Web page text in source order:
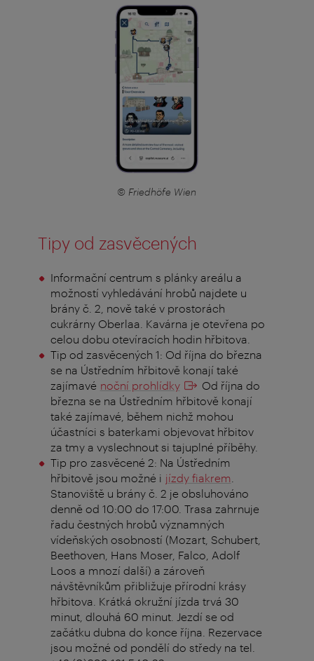
© Friedhöfe Wien
Tipy od zasvěcených
Informační centrum s plánky areálu a
možností vyhledávání hrobů najdete u
brány č. 2, nově také v prostorách
cukrárny Oberlaa. Kavárna je otevřena po
celou dobu otevíracích hodin hřbitova.
Tip od zasvěcených 1: Od října do března
se na Ústředním hřbitově konají také
zajímavé noční prohlídky
Od října do
března se na Ústředním hřbitově konají
také zajímavé, během nichž mohou
účastníci s baterkami objevovat hřbitov
za tmy a vyslechnout si tajuplné příběhy.
Tip pro zasvěcené 2: Na Ústředním
hřbitově jsou možné i jízdy fiakrem
Stanoviště u brány č. 2 je obsluhováno
denně od 10:00 do 17:00. Trasa zahrnuje
řadu čestných hrobů významných
vídeňských osobností (Mozart, Schubert,
Beethoven, Hans Moser, Falco, Adolf
Loos a mnozí další) a zároveň
návštěvníkům přibližuje přírodní krásy
hřbitova. Krátká okružní jízda trvá 30
minut, dlouhá 60 minut. Jezdí se od
začátku dubna do konce října. Rezervace
jsou možné od pondělí do středy na tel.